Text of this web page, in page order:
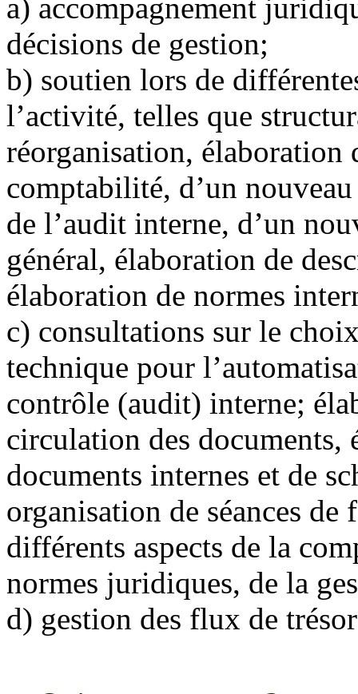
a) accompagnement
décisions de gestion;
b) soutien lors de
l’activité, telles que
réorganisation, élaboration
comptabilité, d’un
de l’audit interne, d’un
général, élaboration de
élaboration de normes
c) consultations sur le
technique pour
contrôle (audit) interne;
circulation des documents,
documents internes et de
organisation de séances
différents aspects de la
normes juridiques, de la
d) gestion des flux de